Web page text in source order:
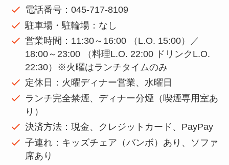
電話番号：045-717-8109
駐車場・駐輪場：なし
営業時間：11:30～16:00 （L.O. 15:00）／
18:00～23:00 （料理L.O. 22:00 ドリンクL.O.
22:30）※火曜はランチタイムのみ
定休日：火曜ディナー営業、水曜日
ランチ完全禁煙、ディナー分煙（喫煙専用室あ
り）
決済方法：現金、クレジットカード、PayPay
子連れ：キッズチェア（バンボ）あり、ソファ
席あり